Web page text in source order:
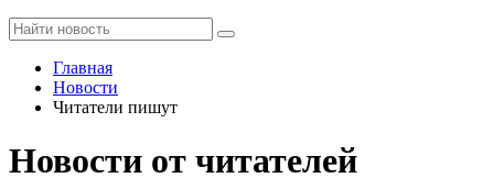
Главная
Новости
Читатели пишут
Новости от читателей